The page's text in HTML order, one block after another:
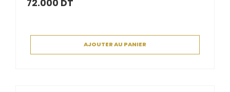
72.000 DT
AJOUTER AU PANIER